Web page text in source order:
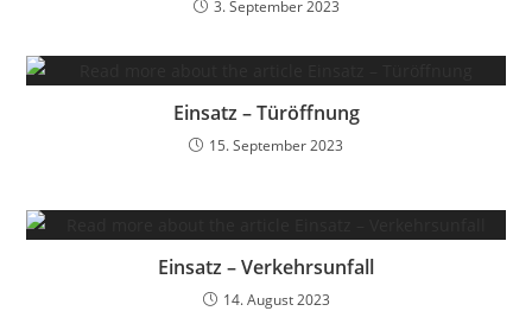
3. September 2023
Einsatz – Türöffnung
15. September 2023
Einsatz – Verkehrsunfall
14. August 2023